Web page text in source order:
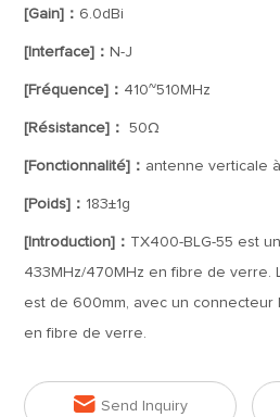
[Gain]： 6.0dBi
[Interface]： N-J
[Fréquence]： 410~510MHz
[Résistance]： 50Ω
[Fonctionnalité]： antenne verticale
[Poids]： 183±1g
[Introduction]： TX400-BLG-55 est
433MHz/470MHz en fibre de verre.
est de 600mm, avec un connecteur
en fibre de verre.
 Send Inquiry